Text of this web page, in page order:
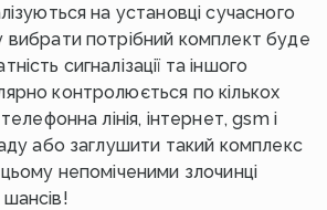
на установці сучасного
вибрати потрібний комплект буде
сигналізації та іншого
контролюється по кількох
лінія, інтернет, gsm і
або заглушити такий комплекс
непоміченими злочинці